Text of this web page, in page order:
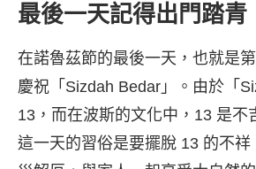
最後一天記得出門踏青
在諾魯茲節的最後一天，也就是
慶祝「Sizdah Bedar」。由於「
13，而在波斯的文化中，13 是不
這一天的習俗是要擺脫 13 的不祥